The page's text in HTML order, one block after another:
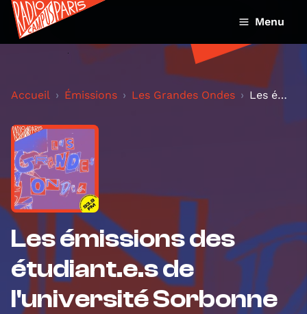
Menu
Accueil Émissions Les Grandes Ondes Les émissions des étudiant.e.s de l'université Sor...
Les émissions des
étudiant.e.s de
l'université Sorbonne